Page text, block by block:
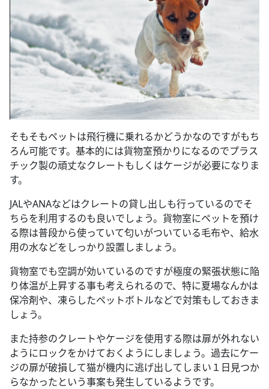
そもそもペットは飛行機に乗れるかどうかなのですがもち
ろん可能です。基本的には貨物室預かりになるのでプラス
チック製の頑丈なクレートもしくはケージが必要になりま
す。
JALやANAなどはクレートの貸し出しも行っているのでそ
ちらを利用するのも良いでしょう。貨物室にペットを預け
る際は普段から使っていて匂いがついている毛布や、給水
用の水などをしっかり設置しましょう。
貨物室でも空調が効いているのですが極度の緊張状態に陥
り体温が上昇する事も考えられるので、特に夏場なんかは
保冷剤や、凍らしたペットボトルなどで対策もしておきま
しょう。
また持参のクレートやケージを使用する際は扉が外れない
ようにロックをかけておくようにしましょう。過去にケー
ジの扉が破損して猫が機内に逃げ出してしまい１日見つか
らなかったという事案も発生しているようです。